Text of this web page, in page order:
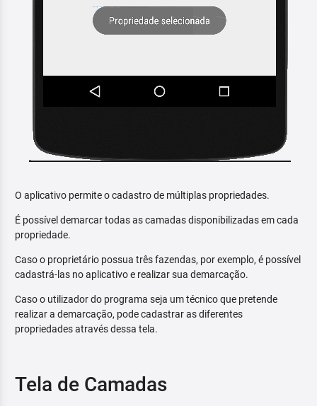
O aplicativo permite o cadastro de múltiplas propriedades.
É possível demarcar todas as camadas disponibilizadas em cada
propriedade.
Caso o proprietário possua três fazendas, por exemplo, é possível
cadastrá-las no aplicativo e realizar sua demarcação.
Caso o utilizador do programa seja um técnico que pretende
realizar a demarcação, pode cadastrar as diferentes
propriedades através dessa tela.
Tela de Camadas